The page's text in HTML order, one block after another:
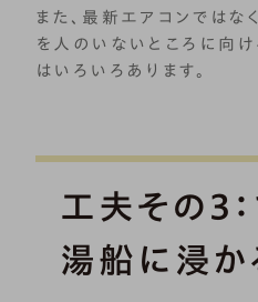
また、最新エアコンではな
を人のいないところに向け
はいろいろあります。
工夫その3
湯船に浸か